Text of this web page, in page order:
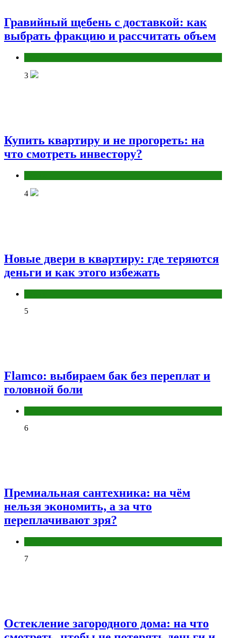
Гравийный щебень с доставкой: как
выбрать фракцию и рассчитать объем
3
Купить квартиру и не прогореть: на
что смотреть инвестору?
4
Новые двери в квартиру: где теряются
деньги и как этого избежать
5
Flamco: выбираем бак без переплат и
головной боли
6
Премиальная сантехника: на чём
нельзя экономить, а за что
переплачивают зря?
7
Остекление загородного дома: на что